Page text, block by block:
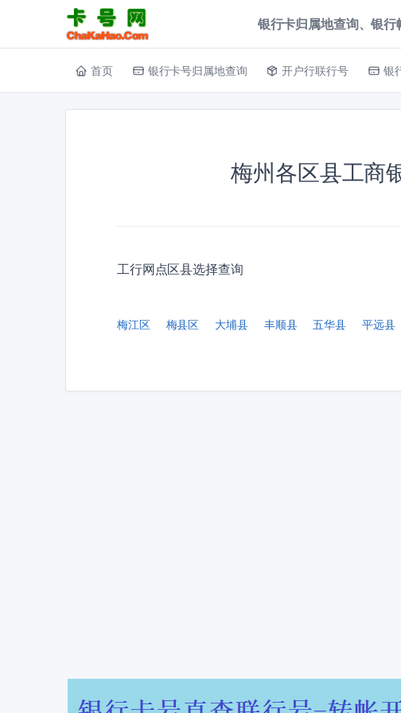
银行卡归属地查询、银
首页 银行卡号归属地查询 开户行联行号 银
梅州各区县工商
工行网点区县选择查询
梅江区 梅县区 大埔县 丰顺县 五华县 平远县